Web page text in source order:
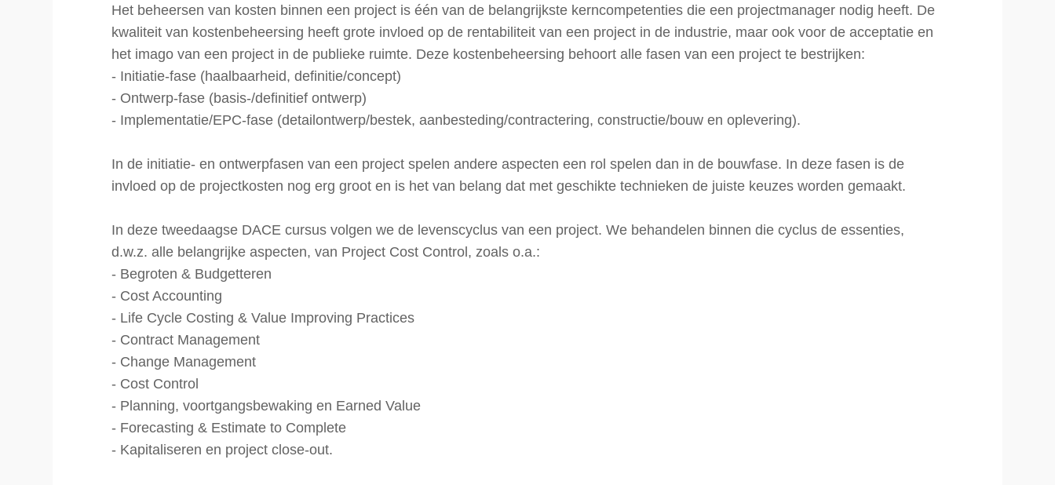
Het beheersen van kosten binnen een project is één van de belangrijkste kerncompetenties die een projectmanager nodig heeft. De
kwaliteit van kostenbeheersing heeft grote invloed op de rentabiliteit van een project in de industrie, maar ook voor de acceptatie en
het imago van een project in de publieke ruimte. Deze kostenbeheersing behoort alle fasen van een project te bestrijken:
- Initiatie-fase (haalbaarheid, definitie/concept)
- Ontwerp-fase (basis-/definitief ontwerp)
- Implementatie/EPC-fase (detailontwerp/bestek, aanbesteding/contractering, constructie/bouw en oplevering).
In de initiatie- en ontwerpfasen van een project spelen andere aspecten een rol spelen dan in de bouwfase. In deze fasen is de
invloed op de projectkosten nog erg groot en is het van belang dat met geschikte technieken de juiste keuzes worden gemaakt.
In deze tweedaagse DACE cursus volgen we de levenscyclus van een project. We behandelen binnen die cyclus de essenties,
d.w.z. alle belangrijke aspecten, van Project Cost Control, zoals o.a.:
- Begroten & Budgetteren
- Cost Accounting
- Life Cycle Costing & Value Improving Practices
- Contract Management
- Change Management
- Cost Control
- Planning, voortgangsbewaking en Earned Value
- Forecasting & Estimate to Complete
- Kapitaliseren en project close-out.